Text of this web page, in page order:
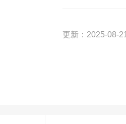
更新：2025-08-21